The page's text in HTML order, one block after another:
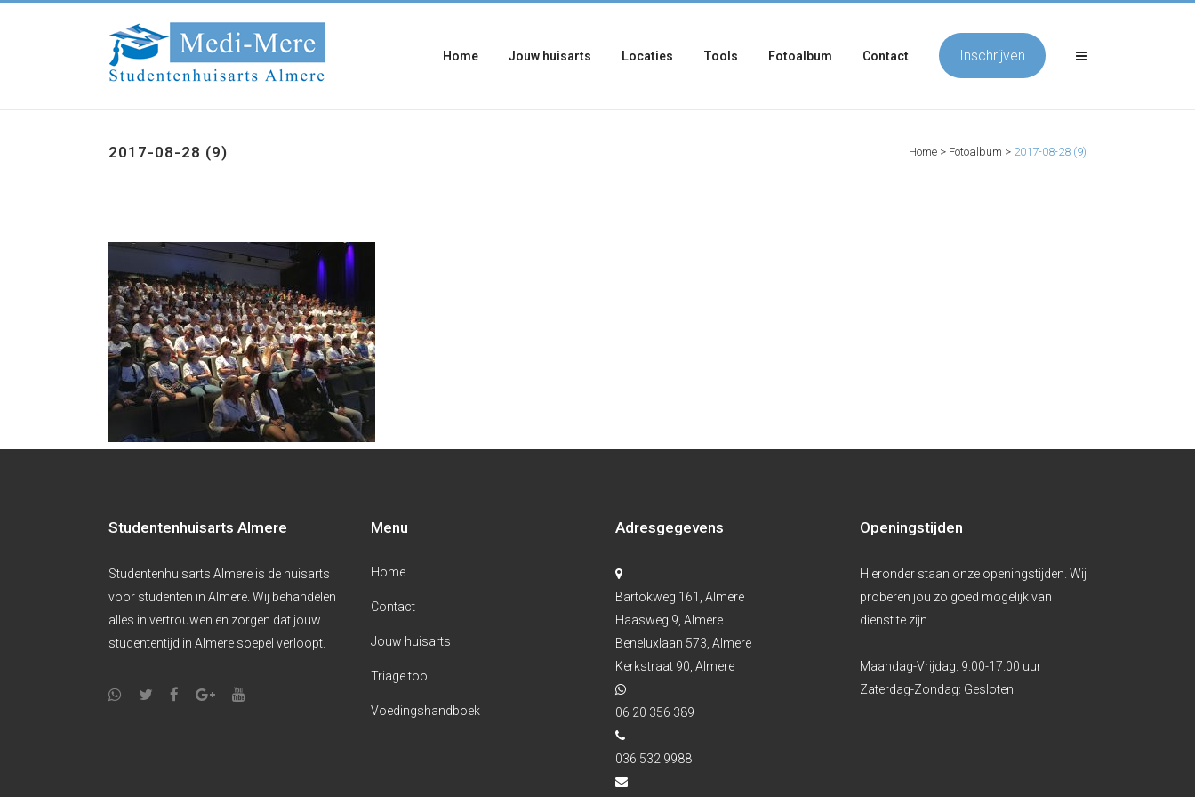
Inschrijven
Home Jouw huisarts Locaties Tools Fotoalbum Contact
2017-08-28 (9) Home > Fotoalbum > 2017-08-28 (9)
Studentenhuisarts Almere
Studentenhuisarts Almere is de huisarts
voor studenten in Almere. Wij behandelen
alles in vertrouwen en zorgen dat jouw
studententijd in Almere soepel verloopt.
Menu
Home
Contact
Jouw huisarts
Triage tool
Voedingshandboek
Adresgegevens
Bartokweg 161, Almere
Haasweg 9, Almere
Beneluxlaan 573, Almere
Kerkstraat 90, Almere
06 20 356 389
036 532 9988
Openingstijden
Hieronder staan onze openingstijden. Wij
proberen jou zo goed mogelijk van
dienst te zijn.
Maandag-Vrijdag: 9.00-17.00 uur
Zaterdag-Zondag: Gesloten